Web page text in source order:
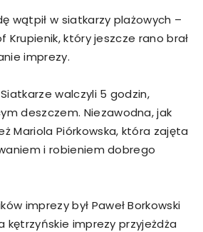
wątpił w siatkarzy plażowych –
Krupienik, który jeszcze rano brał
imprezy.
walczyli 5 godzin,
deszczem. Niezawodna, jak
Mariola Piórkowska, która zajęta
i robieniem dobrego
imprezy był Paweł Borkowski
kętrzyńskie imprezy przyjeżdża